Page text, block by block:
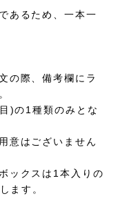
あるため、一本一
の際、備考欄にラ
)の1種類のみとな
意はございません
ックスは1本入りの
ます。